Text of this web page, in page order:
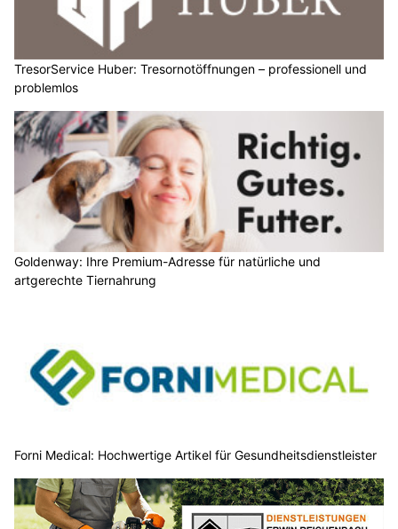
TresorService Huber: Tresornotöffnungen – professionell und
problemlos
Goldenway: Ihre Premium-Adresse für natürliche und
artgerechte Tiernahrung
Forni Medical: Hochwertige Artikel für Gesundheitsdienstleister